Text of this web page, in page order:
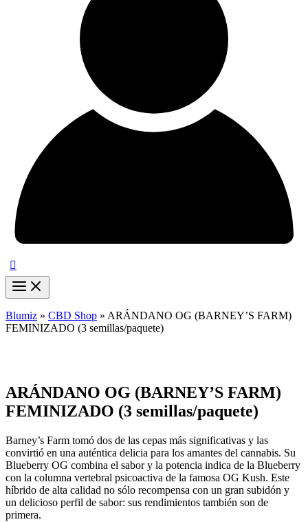
Blumiz » CBD Shop » ARÁNDANO OG (BARNEY’S FARM)
FEMINIZADO (3 semillas/paquete)
ARÁNDANO OG (BARNEY’S FARM)
FEMINIZADO (3 semillas/paquete)
Barney’s Farm tomó dos de las cepas más significativas y las
convirtió en una auténtica delicia para los amantes del cannabis. Su
Blueberry OG combina el sabor y la potencia indica de la Blueberry
con la columna vertebral psicoactiva de la famosa OG Kush. Este
híbrido de alta calidad no sólo recompensa con un gran subidón y
un delicioso perfil de sabor: sus rendimientos también son de
primera.